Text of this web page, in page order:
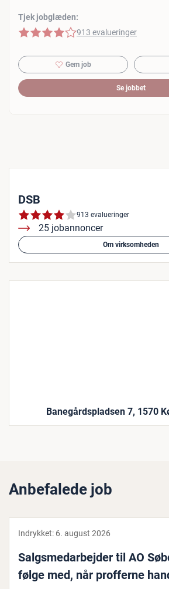
Tjek jobglæden:
4 af 5 stjerner
913 evalueringer
Gem job
Se jobbet
DSB
913 evalueringer
25 jobannoncer
Om virksomheden
Banegårdspladsen 7, 1570
Anbefalede job
Indrykket: 6. august 2026
Salgs­me­d­ar­bej­der til AO
følge med, når profferne